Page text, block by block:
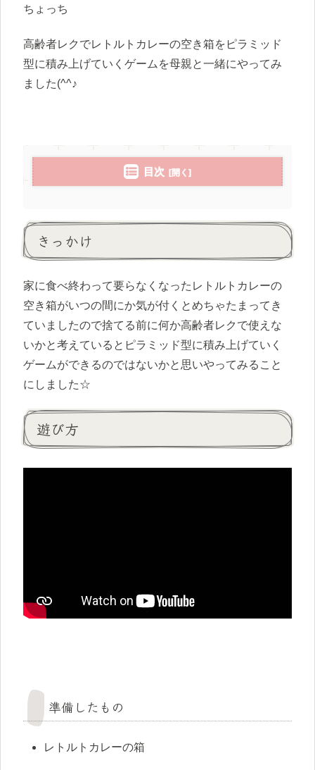
ちょっち
高齢者レクでレトルトカレーの空き箱をピラミッド
型に積み上げていくゲームを母親と一緒にやってみ
ました(^^♪
目次
きっかけ
家に食べ終わって要らなくなったレトルトカレーの
空き箱がいつの間にか気が付くとめちゃたまってき
ていましたので捨てる前に何か高齢者レクで使えな
いかと考えているとピラミッド型に積み上げていく
ゲームができるのではないかと思いやってみること
にしました☆
遊び方
準備したもの
レトルトカレーの箱